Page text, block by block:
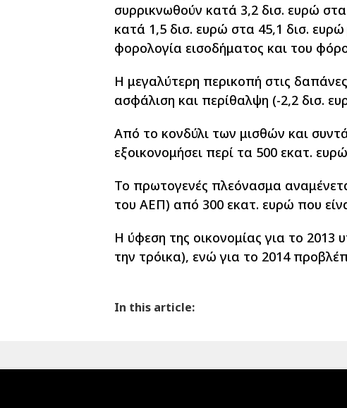
συρρικνωθούν κατά 3,2 δισ. ευρώ
κατά 1,5 δισ. ευρώ στα 45,1 δισ.
φορολογία εισοδήματος και του
Η μεγαλύτερη περικοπή στις
ασφάλιση και περίθαλψη (-2,2 δισ.
Από το κονδύλι των μισθών και
εξοικονομήσει περί τα 500 εκατ.
Το πρωτογενές πλεόνασμα
του ΑΕΠ) από 300 εκατ. ευρώ που
Η ύφεση της οικονομίας για το 2013
την τρόικα), ενώ για το 2014
In this article: